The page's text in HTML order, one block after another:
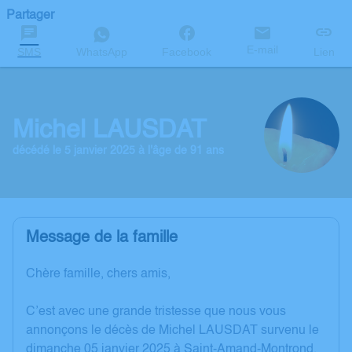
Partager
SMS WhatsApp Facebook E-mail Lien
Michel LAUSDAT
décédé le 5 janvier 2025 à l'âge de 91 ans
Message de la famille
Chère famille, chers amis,
C’est avec une grande tristesse que nous vous
annonçons le décès de Michel LAUSDAT survenu le